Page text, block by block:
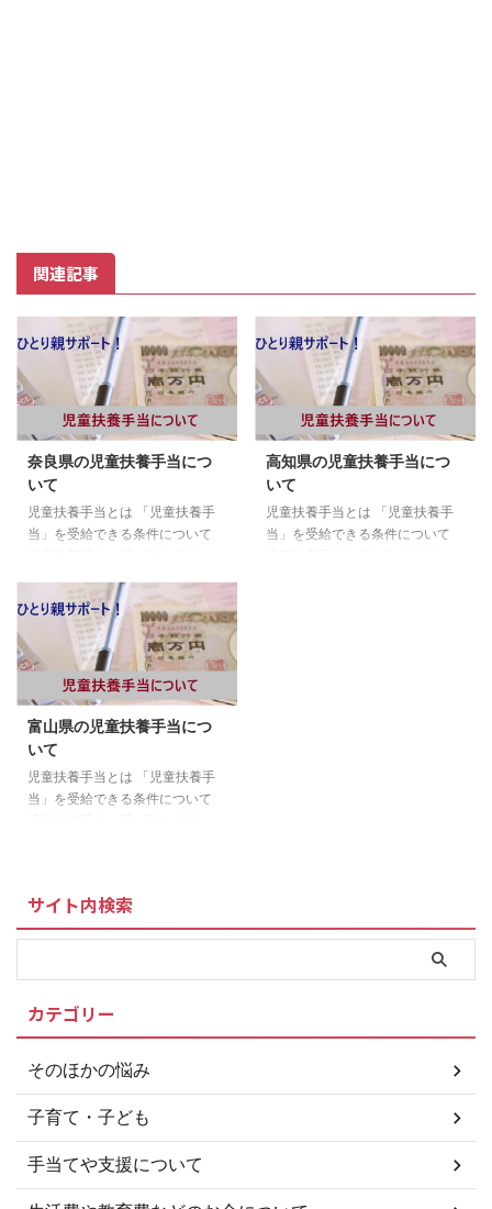
関連記事
奈良県の児童扶養手当につ
いて
児童扶養手当とは 「児童扶養手
当」を受給できる条件について
なります。 両親が婚姻を解消し
た子ども 父または母が死亡した
子ども 父または母が一定程度の
障害状態にある子ども 父または
母の生死がわからない子ども 父
または母から1年以上遺棄されて
いる子ども 父または母が、裁判
所からDV保護命令をうけた子ど
も 父または母が1年以上拘禁され
ている子ども 婚姻によらないで
高知県の児童扶養手当につ
いて
児童扶養手当とは 「児童扶養手
当」を受給できる条件について
富山県の児童扶養手当につ
いて
児童扶養手当とは 「児童扶養手
当」を受給できる条件について
子ども 父または母が一定程度の
障害状態にある子ども 父または
所からDV保護命令をうけた子ど
も 父または母が1年以上拘禁され
ている子ども 婚姻によらないで
生まれた子ども 父または母が不
明な子ども また、父や母のかわ
りにその子どもを養育している ...
サイト内検索
カテゴリー
そのほかの悩み
子育て・子ども
手当てや支援について